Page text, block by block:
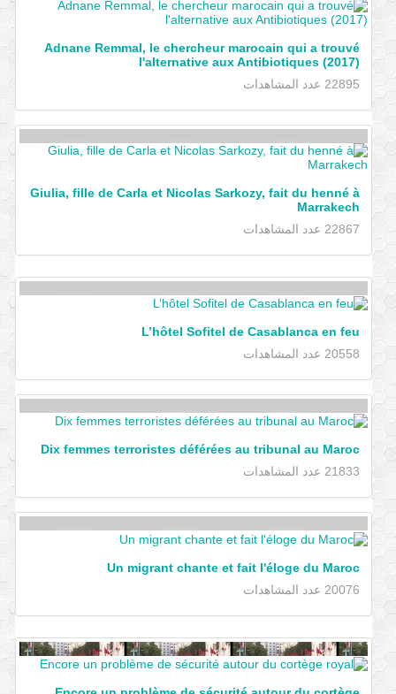
Adnane Remmal, le chercheur marocain qui a trouvé
l'alternative aux Antibiotiques (2017)
22895 عدد المشاهدات
Giulia, fille de Carla et Nicolas Sarkozy, fait du henné à
Marrakech
22867 عدد المشاهدات
L’hôtel Sofitel de Casablanca en feu
20558 عدد المشاهدات
Dix femmes terroristes déférées au tribunal au Maroc
21833 عدد المشاهدات
Un migrant chante et fait l'éloge du Maroc
20076 عدد المشاهدات